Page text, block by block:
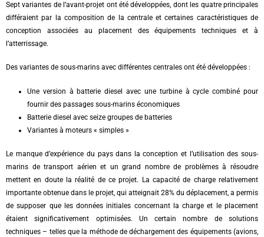
Sept variantes de l’avant-projet ont été développées, dont les quatre principales
différaient par la composition de la centrale et certaines caractéristiques de
conception associées au placement des équipements techniques et à
l’atterrissage.
Des variantes de sous-marins avec différentes centrales ont été développées :
Une version à batterie diesel avec une turbine à cycle combiné pour
fournir des passages sous-marins économiques
Batterie diesel avec seize groupes de batteries
Variantes à moteurs « simples »
Le manque d’expérience du pays dans la conception et l’utilisation des sous-
marins de transport aérien et un grand nombre de problèmes à résoudre
mettent en doute la réalité de ce projet. La capacité de charge relativement
importante obtenue dans le projet, qui atteignait 28% du déplacement, a permis
de supposer que les données initiales concernant la charge et le placement
étaient significativement optimisées. Un certain nombre de solutions
techniques – telles que la méthode de déchargement des équipements (avions,